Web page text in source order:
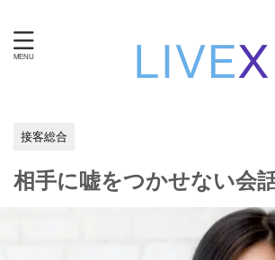
接客総合
相手に嘘をつかせない会